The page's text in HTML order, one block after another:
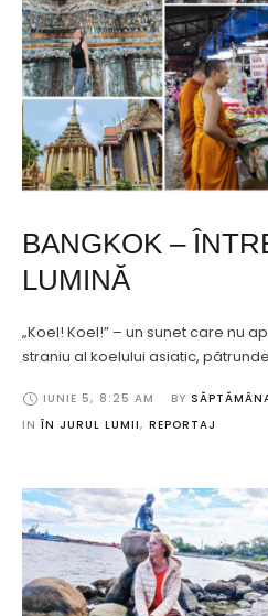
BANGKOK –
LUMINĂ
„Koel! Koel!” – un sunet care nu
straniu al koelului asiatic,
IUNIE 5, 8:25 AM BY
IN ÎN JURUL LUMII, REPORTAJ